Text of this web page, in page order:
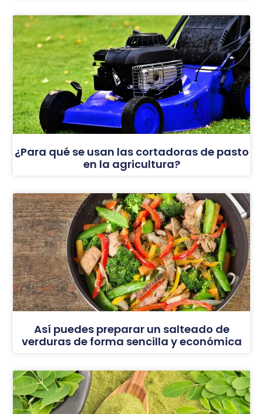
¿Para qué se usan las cortadoras de pasto
en la agricultura?
Así puedes preparar un salteado de
verduras de forma sencilla y económica